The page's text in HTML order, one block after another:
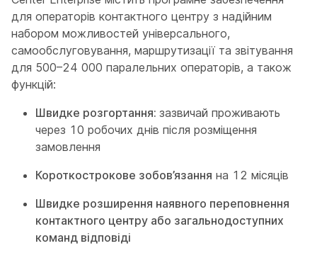
для операторів контактного центру з надійним
набором можливостей універсального,
самообслуговування, маршрутизації та звітування
для 500–24 000 паралельних операторів, а також
функцій:
Швидке розгортання: зазвичай проживають
через 10 робочих днів після розміщення
замовлення
Короткострокове зобов’язання на 12 місяців
Швидке розширення наявного переповнення
контактного центру або загальнодоступних
команд відповіді